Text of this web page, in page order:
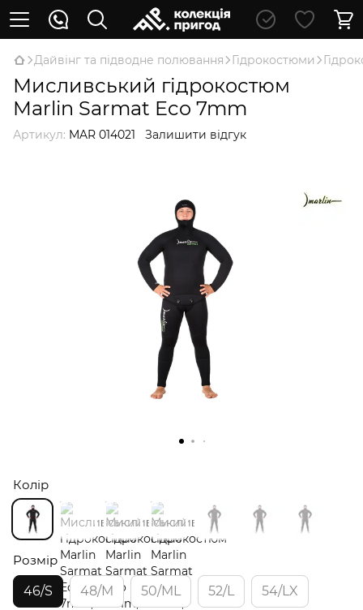
Дайвінг та підводне полювання Гідрокостюми
Мисливський гідрокостюм
Marlin Sarmat Eco 7mm
Артикул: MAR 014021 Залишити відгук
Колір
Розмір
46/S
48/M 50/ML 52/L 54/LX